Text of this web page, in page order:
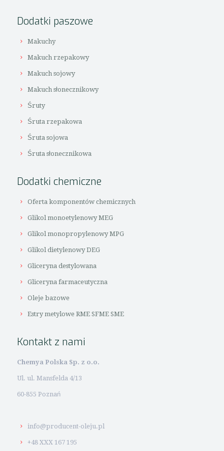
Dodatki paszowe
Makuchy
Makuch rzepakowy
Makuch sojowy
Makuch słonecznikowy
Śruty
Śruta rzepakowa
Śruta sojowa
Śruta słonecznikowa
Dodatki chemiczne
Oferta komponentów chemicznych
Glikol monoetylenowy MEG
Glikol monopropylenowy MPG
Glikol dietylenowy DEG
Gliceryna destylowana
Gliceryna farmaceutyczna
Oleje bazowe
Estry metylowe RME SFME SME
Kontakt z nami
Chemya Polska Sp. z o.o.
Ul. ul. Mansfelda 4/13
60-855 Poznań
info@producent-oleju.pl
+48 XXX 167 195